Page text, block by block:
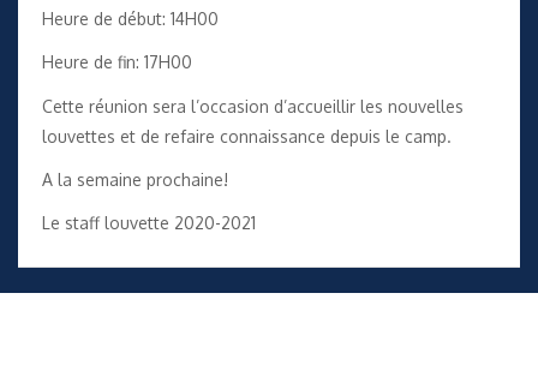
Heure de début: 14H00
Heure de fin: 17H00
Cette réunion sera l’occasion d’accueillir les nouvelles
louvettes et de refaire connaissance depuis le camp.
A la semaine prochaine!
Le staff louvette 2020-2021